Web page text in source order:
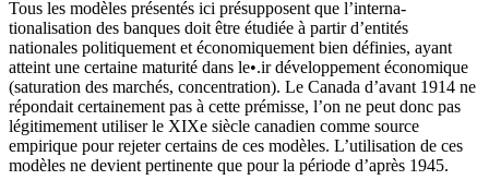
Tous les modèles présentés ici présupposent que l’interna­
tionalisation des banques doit être étudiée à partir d’entités
nationales politiquement et économiquement bien définies, ayant
atteint une certaine maturité dans le•.ir développement économique
(sa­turation des marchés, concentration). Le Canada d’avant 1914 ne
répondait certainement pas à cette prémisse, l’on ne peut donc pas
légitimement utiliser le XIXe siècle canadien comme source
empirique pour rejeter certains de ces modèles. L’utilisation de ces
modèles ne devient pertinente que pour la période d’après 1945.